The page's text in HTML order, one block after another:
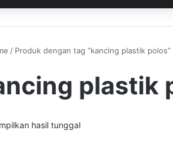
/ Produk dengan tag “kancing plastik polos”
plastik
hasil tunggal